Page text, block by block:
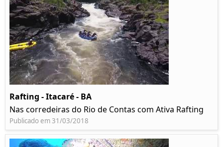
Rafting - Itacaré - BA
Nas corredeiras do Rio de Contas com Ativa Rafting
Publicado em 31/03/2018